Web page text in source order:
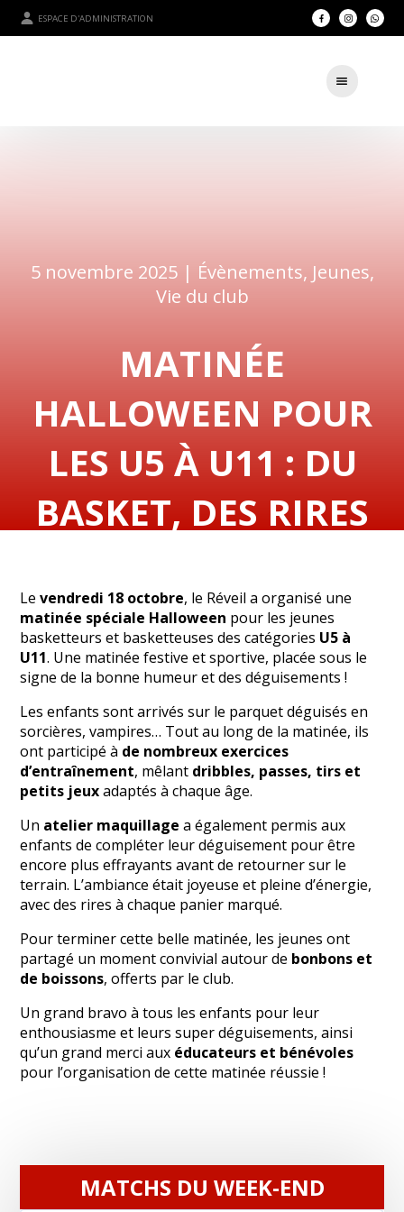
ESPACE D'ADMINISTRATION
5 novembre 2025 | Évènements, Jeunes,
Vie du club
MATINÉE
HALLOWEEN POUR
LES U5 À U11 : DU
BASKET, DES RIRES
Levendredi 18 octobre, le Réveil a organisé une
matinée spéciale Halloween pour les jeunes
basketteurs et basketteuses des catégories U5 à
U11. Une matinée festive et sportive, placée sous le
signe de la bonne humeur et des déguisements !
Les enfants sont arrivés sur le parquet déguisés en
sorcières, vampires… Tout au long de la matinée, ils
ont participé à de nombreux exercices
d’entraînement, mêlant dribbles, passes, tirs et
petits jeuxadaptés à chaque âge.
Un atelier maquillage a également permis aux
enfants de compléter leur déguisement pour être
encore plus effrayants avant de retourner sur le
terrain. L’ambiance était joyeuse et pleine d’énergie,
avec des rires à chaque panier marqué.
Pour terminer cette belle matinée, les jeunes ont
partagé un moment convivial autour de bonbons et
de boissons, offerts par le club.
Un grand bravo à tous les enfants pour leur
enthousiasme et leurs super déguisements, ainsi
qu’un grand merci aux éducateurs et bénévoles
pour l’organisation de cette matinée réussie !
MATCHS DU WEEK-END